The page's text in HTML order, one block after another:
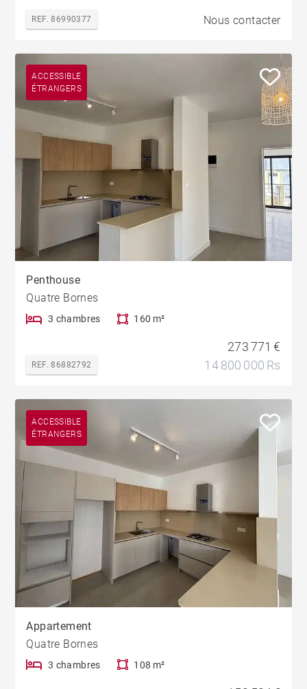
REF. 86990377 Nous contacter
ACCESSIBLE
ÉTRANGERS
Penthouse
Quatre Bornes
3 chambres 160 m²
REF. 86882792
273 771 €
14 800 000 Rs
ACCESSIBLE
ÉTRANGERS
Appartement
Quatre Bornes
3 chambres 108 m²